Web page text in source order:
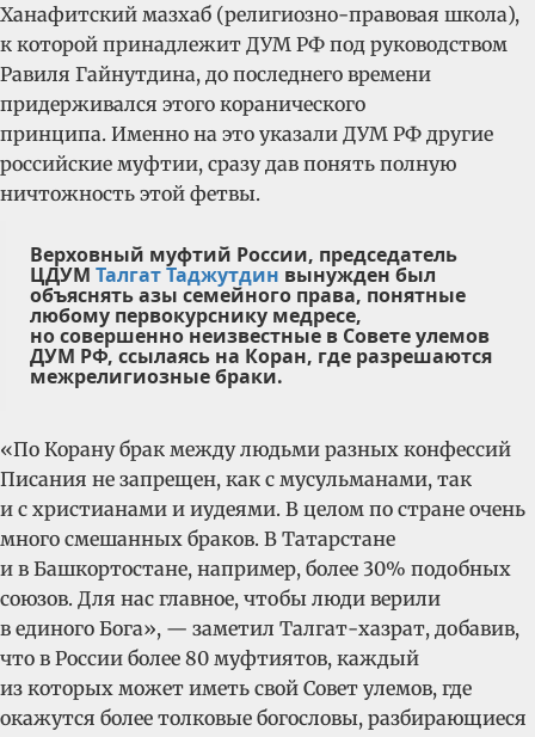
Ханафитский мазхаб (религиозно-правовая школа),
к которой принадлежит ДУМ РФ под руководством
Равиля Гайнутдина, до последнего времени
придерживался этого коранического
принципа. Именно на это указали ДУМ РФ другие
российские муфтии, сразу дав понять полную
ничтожность этой фетвы.
Верховный муфтий России, председатель
ЦДУМ Талгат Таджутдин вынужден был
объяснять азы семейного права, понятные
любому первокурснику медресе,
но совершенно неизвестные в Совете улемов
ДУМ РФ, ссылаясь на Коран, где разрешаются
межрелигиозные браки.
«По Корану брак между людьми разных конфессий
Писания не запрещен, как с мусульманами, так
и с христианами и иудеями. В целом по стране очень
много смешанных браков. В Татарстане
и в Башкортостане, например, более 30% подобных
союзов. Для нас главное, чтобы люди верили
в единого Бога», — заметил Талгат-хазрат, добавив,
что в России более 80 муфтиятов, каждый
из которых может иметь свой Совет улемов, где
окажутся более толковые богословы, разбирающиеся